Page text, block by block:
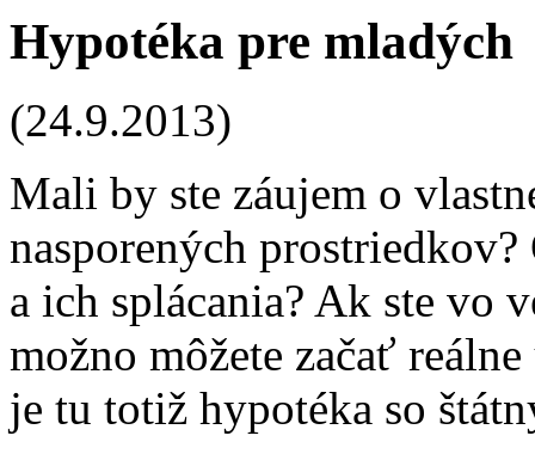
Hypotéka pre mladých
(24.9.2013)
Mali by ste záujem o
nasporených
a ich splácania? Ak ste vo
možno môžete začať
je tu totiž hypotéka so